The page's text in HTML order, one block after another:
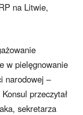
na Litwie,
w pielęgnowanie
narodowej –
przeczytał
sekretarza